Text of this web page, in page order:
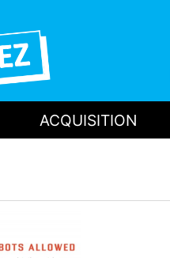
ACQUISITION